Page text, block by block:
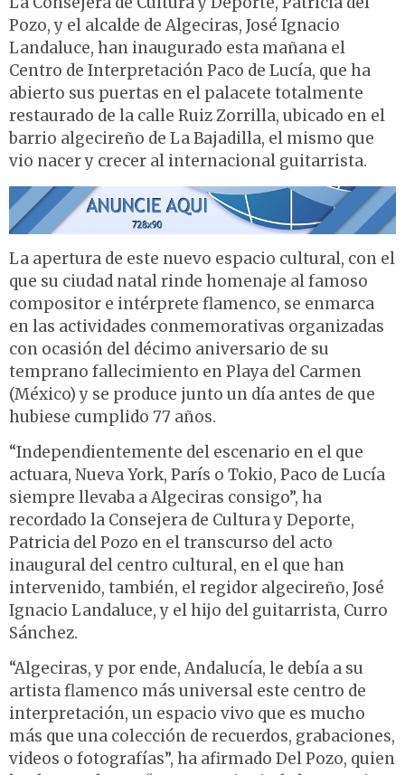
Pozo, y el alcalde de Algeciras, José Ignacio
Landaluce, han inaugurado esta mañana el
Centro de Interpretación Paco de Lucía, que ha
abierto sus puertas en el palacete totalmente
restaurado de la calle Ruiz Zorrilla, ubicado en el
barrio algecireño de La Bajadilla, el mismo que
vio nacer y crecer al internacional guitarrista.
La apertura de este nuevo espacio cultural, con el
que su ciudad natal rinde homenaje al famoso
compositor e intérprete flamenco, se enmarca
en las actividades conmemorativas organizadas
con ocasión del décimo aniversario de su
temprano fallecimiento en Playa del Carmen
(México) y se produce junto un día antes de que
hubiese cumplido 77 años.
“Independientemente del escenario en el que
actuara, Nueva York, París o Tokio, Paco de Lucía
siempre llevaba a Algeciras consigo”, ha
recordado la Consejera de Cultura y Deporte,
Patricia del Pozo en el transcurso del acto
inaugural del centro cultural, en el que han
intervenido, también, el regidor algecireño, José
Ignacio Landaluce, y el hijo del guitarrista, Curro
Sánchez.
“Algeciras, y por ende, Andalucía, le debía a su
artista flamenco más universal este centro de
interpretación, un espacio vivo que es mucho
más que una colección de recuerdos, grabaciones,
videos o fotografías”, ha afirmado Del Pozo, quien